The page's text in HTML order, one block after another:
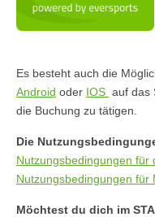
Es besteht auch die
Android oder IOS auf das
die Buchung zu tätigen.
Die
Nutzungsbedingungen für
Nutzungsbedingungen für
Möchtest du dich im